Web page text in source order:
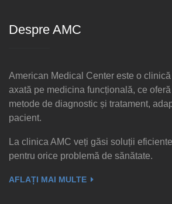
Despre AMC
American Medical Center este o
axată pe medicina funcțională, ce
metode de diagnostic și tratament,
pacient.
La clinica AMC veți găsi soluții
pentru orice problemă de sănătate.
AFLAȚI MAI MULTE